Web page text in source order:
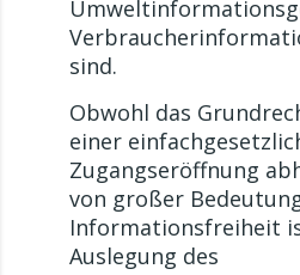
sind.
Obwohl das
einer
Zugangseröffnung
von großer
Informationsfreiheit
Auslegung des